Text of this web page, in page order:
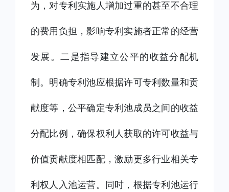
为，对专利实施人增加过重的甚至不合理
的费用负担，影响专利实施者正常的经营
发展。二是指导建立公平的收益分配机
制。明确专利池应根据许可专利数量和贡
献度等，公平确定专利池成员之间的收益
分配比例，确保权利人获取的许可收益与
价值贡献度相匹配，激励更多行业相关专
利权人入池运营。同时，根据专利池运行